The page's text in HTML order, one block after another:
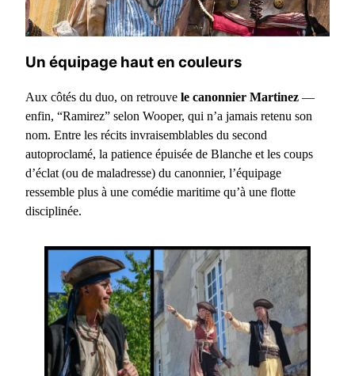
Un équipage haut en couleurs
Aux côtés du duo, on retrouve le canonnier Martinez —
enfin, “Ramirez” selon Wooper, qui n’a jamais retenu son
nom. Entre les récits invraisemblables du second
autoproclamé, la patience épuisée de Blanche et les coups
d’éclat (ou de maladresse) du canonnier, l’équipage
ressemble plus à une comédie maritime qu’à une flotte
disciplinée.